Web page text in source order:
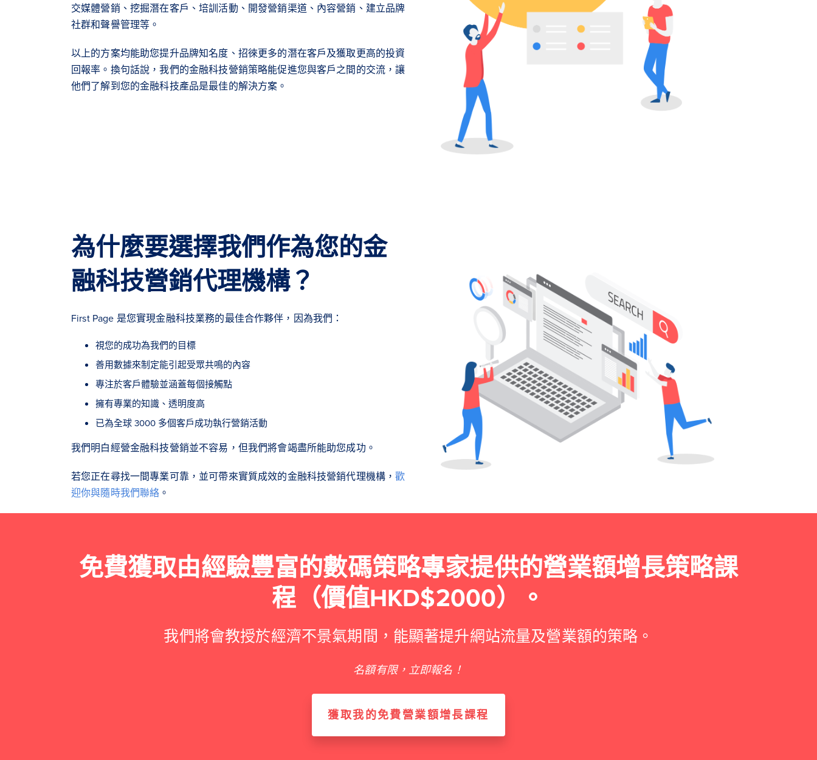
交媒體營銷、挖掘潛在客戶、培訓活動、開發營銷渠道、內容營銷、建立品牌
社群和聲譽管理等。
以上的方案均能助您提升品牌知名度、招徠更多的潛在客戶及獲取更高的投資
回報率。換句話說，我們的金融科技營銷策略能促進您與客戶之間的交流，讓
他們了解到您的金融科技產品是最佳的解決方案。
為什麼要選擇我們作為您的金
融科技營銷代理機構？
First Page 是您實現金融科技業務的最佳合作夥伴，因為我們：
視您的成功為我們的目標
善用數據來制定能引起受眾共鳴的內容
專注於客戶體驗並涵蓋每個接觸點
擁有專業的知識、透明度高
已為全球 3000 多個客戶成功執行營銷活動
我們明白經營金融科技營銷並不容易，但我們將會竭盡所能助您成功。
若您正在尋找一間專業可靠，並可帶來實質成效的金融科技營銷代理機構，歡
迎你與隨時我們聯絡 。
免費獲取由經驗豐富的數碼策略專家提供的營業額增長策略課
程（價值HKD$2000）。
我們將會教授於經濟不景氣期間，能顯著提升網站流量及營業額的策略。
名額有限，立即報名！
獲取我的免費營業額增長課程